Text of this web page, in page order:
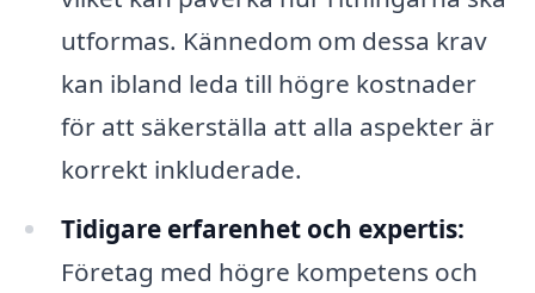
utformas. Kännedom om dessa krav
kan ibland leda till högre kostnader
för att säkerställa att alla aspekter är
korrekt inkluderade.
Tidigare erfarenhet och expertis:
Företag med högre kompetens och